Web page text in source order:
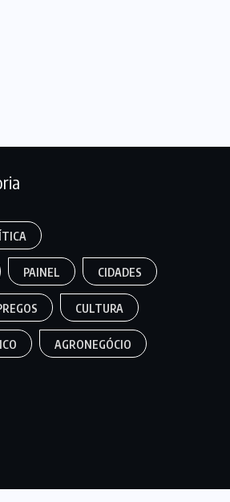
PAINEL CIDADES
CULTURA
AGRONEGÓCIO